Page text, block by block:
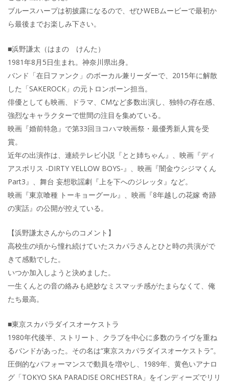
ブルースハープは初披露になるので、ぜひWEBムービーで最初か
ら最後までお楽しみ下さい。
■浜野謙太（はまの けんた）
1981年8月5日生まれ。神奈川県出身。
バンド「在日ファンク」のボーカル兼リーダーで、2015年に解散
した「SAKEROCK」の元トロンボーン担当。
俳優としても映画、ドラマ、CMなど多数出演し、独特の存在感、
強烈なキャラクターで世間の注目を集めている。
映画『婚前特急』で第33回ヨコハマ映画祭・最優秀新人賞を受
賞。
近年の出演作は、連続テレビ小説『とと姉ちゃん』、映画『ディ
アスポリス -DIRTY YELLOW BOYS-』、映画『闇金ウシジマくん
Part3』、舞台 妄想歌謡劇『上を下へのジレッタ』など。
映画『東京喰種 トーキョーグール』、映画『8年越しの花嫁 奇跡
の実話』の公開が控えている。
【浜野謙太さんからのコメント】
高校生の頃から憧れ続けていたスカパラさんとひと時の共演がで
きて感動でした。
いつか加入しようと決めました。
一生くんとの音の絡みも絶妙なミスマッチ感がたまらなくて、俺
たち最高。
■東京スカパラダイスオーケストラ
1980年代後半、ストリート、クラブを中心に多数のライヴを重ね
るバンドがあった。その名は“東京スカパラダイスオーケストラ”。
圧倒的なパフォーマンスで動員を増やし、1989年、黄色いアナロ
グ「TOKYO SKA PARADISE ORCHESTRA」をインディーズでリリ